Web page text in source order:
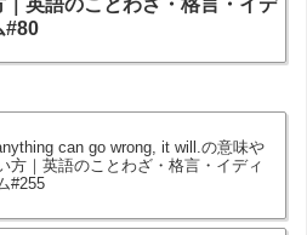
｜英語のことわざ・格言・イデ
#80
can go wrong, it will.の意味や
方｜英語のことわざ・格言・イディ
#255